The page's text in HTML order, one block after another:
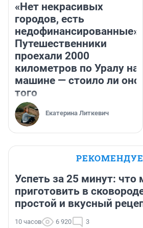
«Нет некрасивых
городов, есть
недофинансированные».
Путешественники
проехали 2000
километров по Уралу на
машине — стоило ли оно
того
Екатерина Литкевич
Успеть за 25 минут:
приготовить в
простой и вкусный
10 часов 6 920 3